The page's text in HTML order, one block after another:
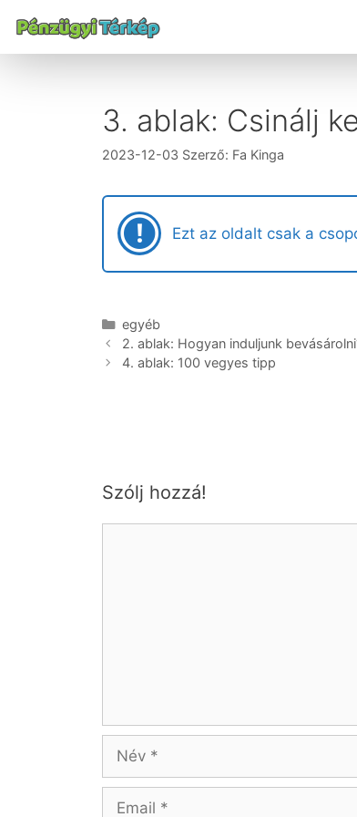
3. ablak: Csinálj
2023-12-03 Szerző: Fa Kinga
Ezt az oldalt csak a
egyéb
2. ablak: Hogyan induljunk
4. ablak: 100 vegyes tipp
Szólj hozzá!